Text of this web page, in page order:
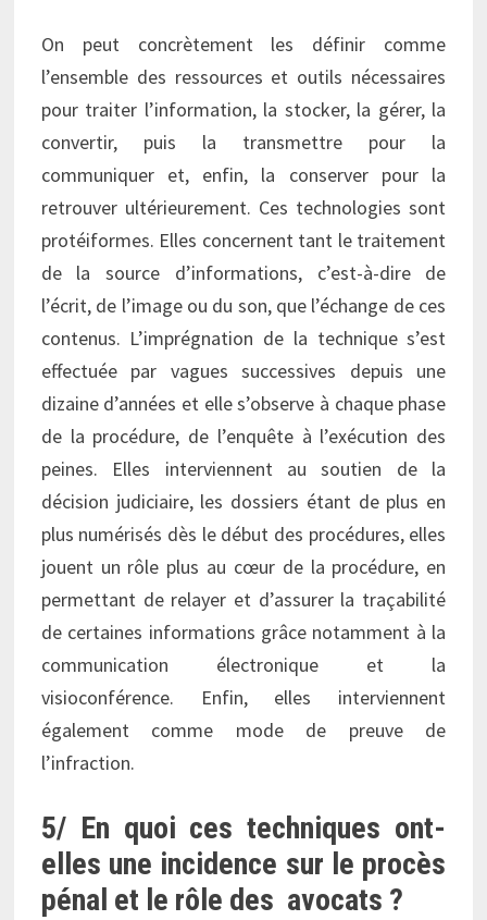
On peut concrètement les définir comme
l’ensemble des ressources et outils nécessaires
pour traiter l’information, la stocker, la gérer, la
convertir, puis la transmettre pour la
communiquer et, enfin, la conserver pour la
retrouver ultérieurement. Ces technologies sont
protéiformes. Elles concernent tant le traitement
de la source d’informations, c’est-à-dire de
l’écrit, de l’image ou du son, que l’échange de ces
contenus. L’imprégnation de la technique s’est
effectuée par vagues successives depuis une
dizaine d’années et elle s’observe à chaque phase
de la procédure, de l’enquête à l’exécution des
peines. Elles interviennent au soutien de la
décision judiciaire, les dossiers étant de plus en
plus numérisés dès le début des procédures, elles
jouent un rôle plus au cœur de la procédure, en
permettant de relayer et d’assurer la traçabilité
de certaines informations grâce notamment à la
communication électronique et la
visioconférence. Enfin, elles interviennent
également comme mode de preuve de
l’infraction.
5/ En quoi ces techniques ont-
elles une incidence sur le procès
pénal et le rôle des avocats ?